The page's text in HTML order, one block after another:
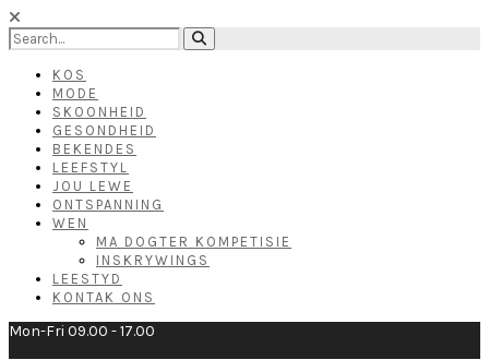
KOS
MODE
SKOONHEID
GESONDHEID
BEKENDES
LEEFSTYL
JOU LEWE
ONTSPANNING
WEN
MA DOGTER KOMPETISIE
INSKRYWINGS
LEESTYD
KONTAK ONS
Mon-Fri 09.00 - 17.00